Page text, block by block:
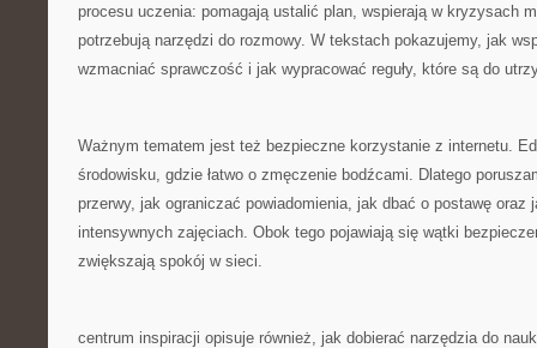
procesu uczenia: pomagają ustalić plan, wspierają w kryzysach
potrzebują narzędzi do rozmowy. W tekstach pokazujemy, jak
wzmacniać sprawczość i jak wypracować reguły, które są do
Ważnym tematem jest też bezpieczne korzystanie z internetu.
środowisku, gdzie łatwo o zmęczenie bodźcami. Dlatego
przerwy, jak ograniczać powiadomienia, jak dbać o postawę oraz
intensywnych zajęciach. Obok tego pojawiają się wątki
zwiększają spokój w sieci.
centrum inspiracji opisuje również, jak dobierać narzędzia do